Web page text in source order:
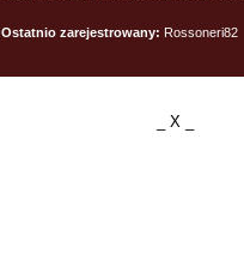
Ostatnio zarejestrowany: Rossoneri82
_ X _